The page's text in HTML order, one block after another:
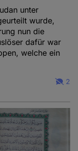
unter
wurde,
nun die
dafür war
welche ein
2